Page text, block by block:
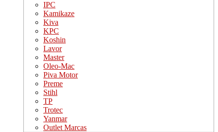
IPC
Kamikaze
Kiva
KPC
Koshin
Lavor
Master
Oleo-Mac
Piva Motor
Preme
Stihl
TP
Trotec
Yanmar
Outlet Marcas